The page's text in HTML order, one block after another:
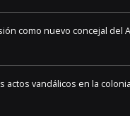
concejal del
en la colonia felina de